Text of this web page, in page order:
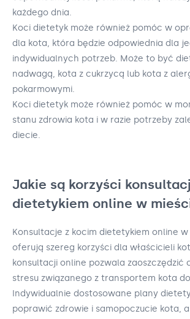
każdego dnia.
Koci dietetyk może również pomóc w
dla kota, która będzie odpowiednia dla
indywidualnych potrzeb. Może to być
nadwagą, kota z cukrzycą lub kota z
pokarmowymi.
Koci dietetyk może również pomóc w
stanu zdrowia kota i w razie potrzeby
diecie.
Jakie są korzyści
dietetykiem online w
Konsultacje z kocim dietetykiem online
oferują szereg korzyści dla właścicieli
konsultacji online pozwala zaoszczędzić
stresu związanego z transportem kota
Indywidualnie dostosowane plany
poprawić zdrowie i samopoczucie kota,